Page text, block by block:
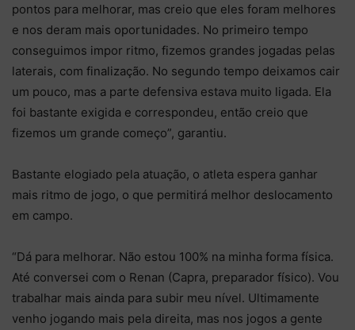
pontos para melhorar, mas creio que eles foram melhores
e nos deram mais oportunidades. No primeiro tempo
conseguimos impor ritmo, fizemos grandes jogadas pelas
laterais, com finalização. No segundo tempo deixamos cair
um pouco, mas a parte defensiva estava muito ligada. Ela
foi bastante exigida e correspondeu, então creio que
fizemos um grande começo”, garantiu.
Bastante elogiado pela atuação, o atleta espera ganhar
mais ritmo de jogo, o que permitirá melhor deslocamento
em campo.
“Dá para melhorar. Não estou 100% na minha forma física.
Até conversei com o Renan (Capra, preparador físico). Vou
trabalhar mais ainda para subir meu nível. Ultimamente
venho jogando mais pela direita, mas nos jogos a gente